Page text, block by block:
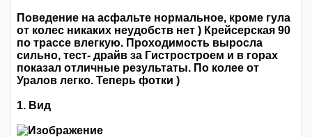
Поведение на асфальте нормальное, кроме гула
от колес никаких неудобств нет ) Крейсерская 90
по трассе влегкую. Проходимость выросла
сильно, тест- драйв за Гистростроем и в горах
показал отличные результаты. По колее от
Уралов легко. Теперь фотки )
1. Вид